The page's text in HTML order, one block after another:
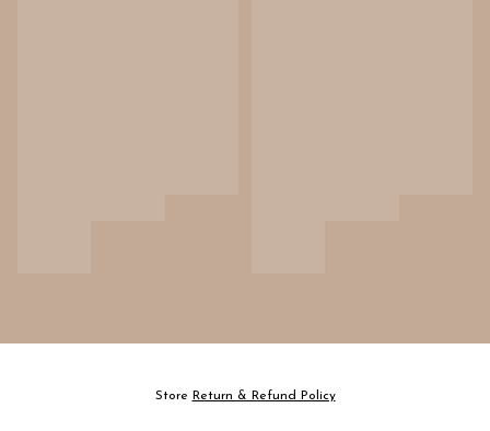
Store Return & Refund Policy